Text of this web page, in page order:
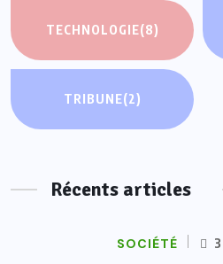
TECHNOLOGIE(8)
TRIBUNE(2)
Récents articles
SOCIÉTÉ